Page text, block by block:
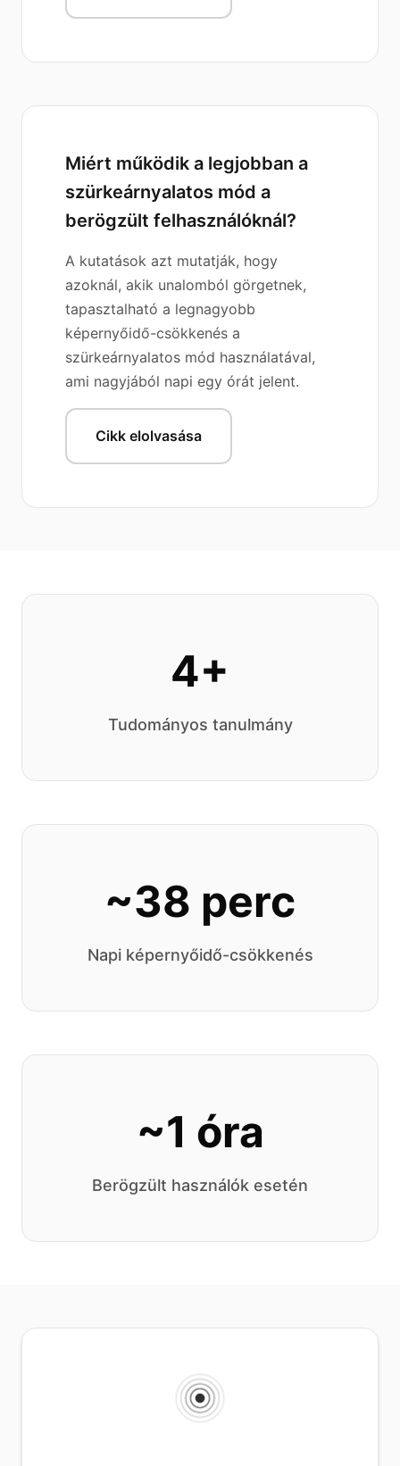
Miért működik a legjobban a
szürkeárnyalatos mód a
berögzült felhasználóknál?
A kutatások azt mutatják, hogy
azoknál, akik unalomból görgetnek,
tapasztalható a legnagyobb
képernyőidő-csökkenés a
szürkeárnyalatos mód használatával,
ami nagyjából napi egy órát jelent.
Cikk elolvasása
4+
Tudományos tanulmány
~38 perc
Napi képernyőidő-csökkenés
~1 óra
Berögzült használók esetén